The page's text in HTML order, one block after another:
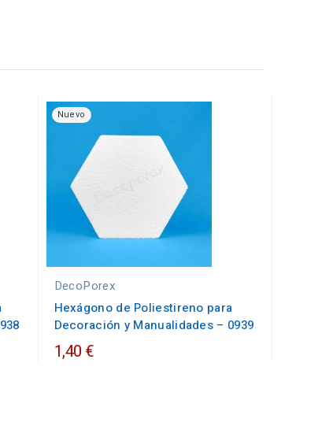
Nuevo
DecoPorex
Hexágono de Poliestireno para
Decoración y Manualidades – 0939
1,40 €